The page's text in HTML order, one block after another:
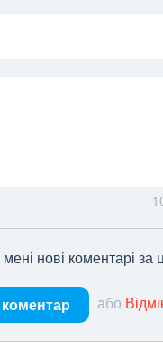
нові коментарі за
або